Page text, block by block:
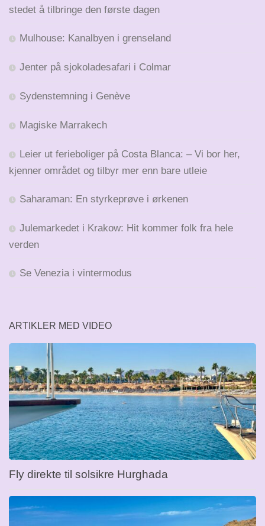
stedet å tilbringe den første dagen
Mulhouse: Kanalbyen i grenseland
Jenter på sjokoladesafari i Colmar
Sydenstemning i Genève
Magiske Marrakech
Leier ut ferieboliger på Costa Blanca: – Vi bor her,
kjenner området og tilbyr mer enn bare utleie
Saharaman: En styrkeprøve i ørkenen
Julemarkedet i Krakow: Hit kommer folk fra hele
verden
Se Venezia i vintermodus
ARTIKLER MED VIDEO
Fly direkte til solsikre Hurghada